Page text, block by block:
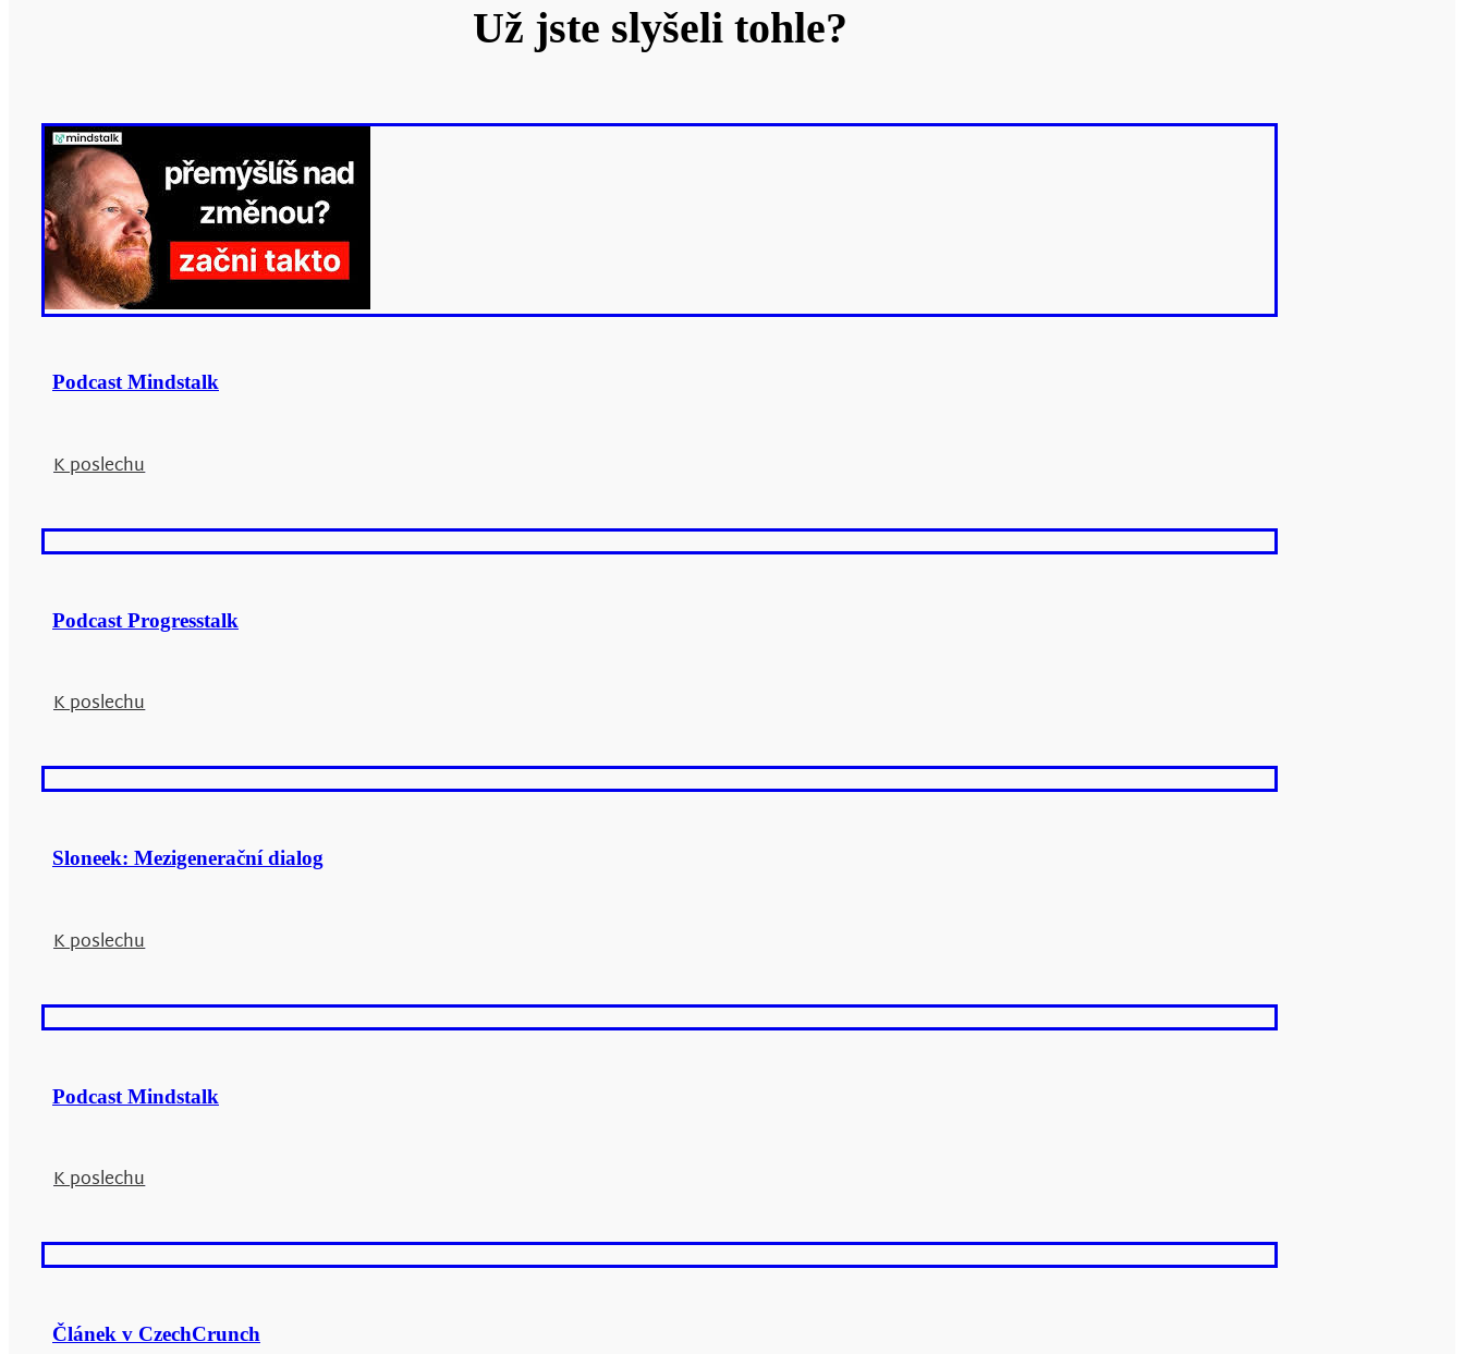
Už jste slyšeli tohle?
Podcast Mindstalk
K poslechu
Podcast Progresstalk
K poslechu
Sloneek: Mezigenerační dialog
K poslechu
Podcast Mindstalk
K poslechu
Článek v CzechCrunch